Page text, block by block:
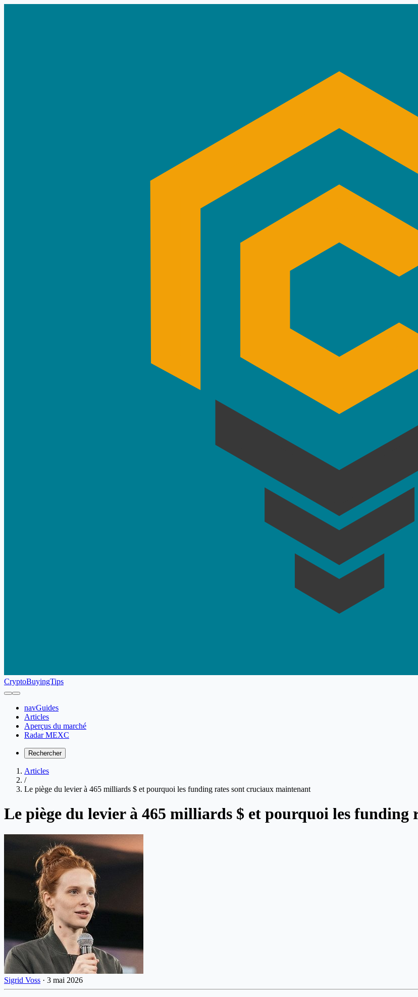
CryptoBuyingTips
navGuides
Articles
Aperçus du marché
Radar MEXC
Rechercher
Articles
/
Le piège du levier à 465 milliards $ et pourquoi les funding rates sont cruciaux maintenant
Le piège du levier à 465 milliards $ et pourquoi les
Sigrid Voss · 3 mai 2026